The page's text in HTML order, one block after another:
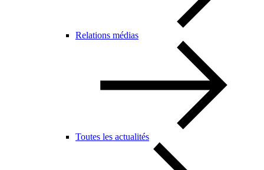
Relations médias
Toutes les actualités